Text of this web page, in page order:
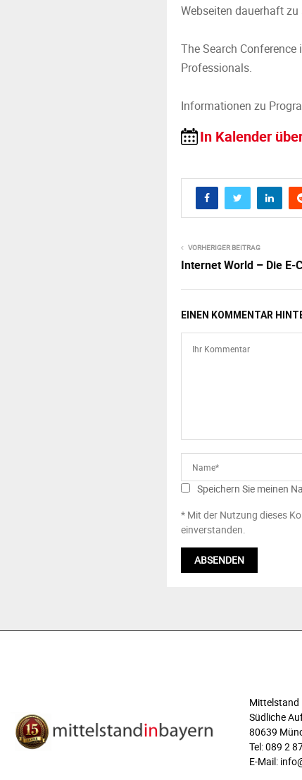
Webseiten dauerhaft zu
The Search
Professionals.
Informationen zu
In Kalender
VORHERIGER BEITRAG
Internet World – Die E-
EINEN KOMMENTAR
Speichern Sie meinen
* Mit der Nutzung dieses
einverstanden.
Mittelstand
Südliche
80639
Tel: 089 2
E-Mail: